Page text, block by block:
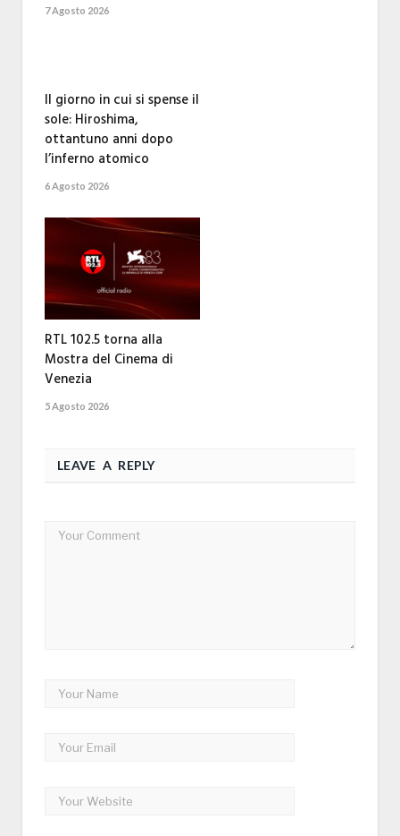
7 Agosto 2026
Il giorno in cui si spense il
sole: Hiroshima,
ottantuno anni dopo
l’inferno atomico
6 Agosto 2026
RTL 102.5 torna alla
Mostra del Cinema di
Venezia
5 Agosto 2026
LEAVE A REPLY